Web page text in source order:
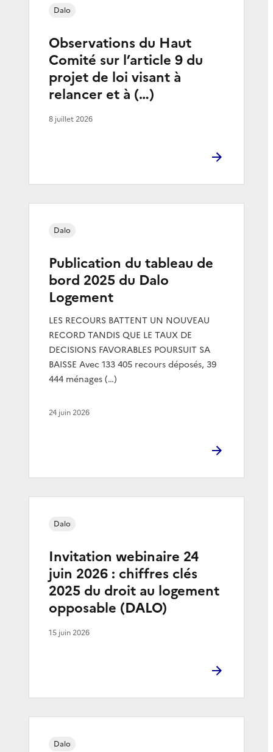
Observations du Haut
Comité sur l’article 9 du
projet de loi visant à
relancer et à (…)
Dalo
8 juillet 2026
Publication du tableau de
bord 2025 du Dalo
Logement
LES RECOURS BATTENT UN NOUVEAU
RECORD TANDIS QUE LE TAUX DE
DECISIONS FAVORABLES POURSUIT SA
BAISSE Avec 133 405 recours déposés, 39
444 ménages (…)
Dalo
24 juin 2026
Invitation webinaire 24
juin 2026 : chiffres clés
2025 du droit au logement
opposable (DALO)
Dalo
15 juin 2026
Dalo